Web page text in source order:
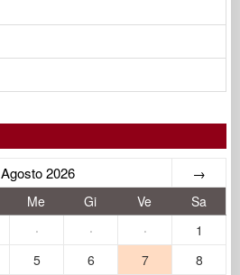
Agosto 2026 →
Me Gi Ve
Sa
· · ·
1
5 6 7 8